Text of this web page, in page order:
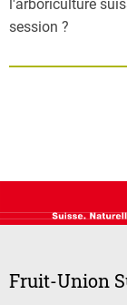
l'arboriculture
session ?
Fruit-Union